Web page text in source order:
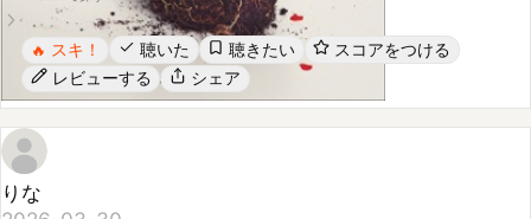
スキ！ 聴いた 聴きたい
スコアをつける
レビューする
シェア
りな
2026-03-30
★
★ ★
★